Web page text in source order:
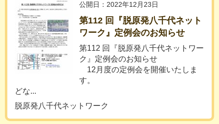
公開日：2022年12月23日
第112 回『脱原発八千代ネット
ワーク』定例会のお知らせ
第112 回『脱原発八千代ネットワー
ク』定例会のお知らせ
12月度の定例会を開催いたしま
す。
どな...
脱原発八千代ネットワーク